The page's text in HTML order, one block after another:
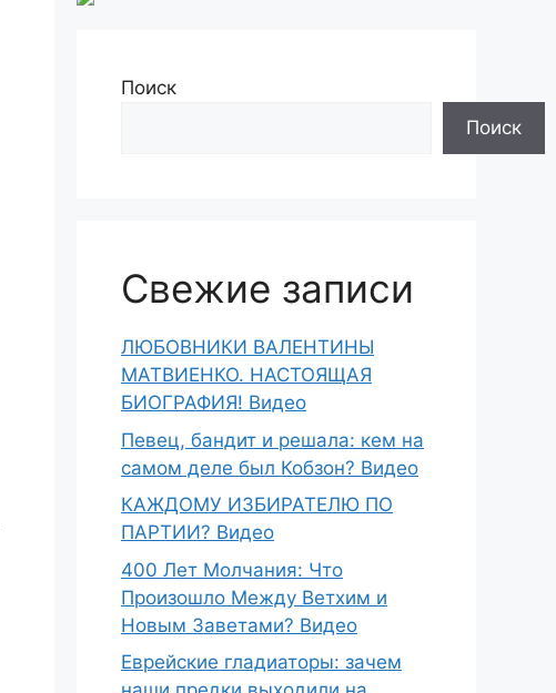
Поиск
Поиск
Свежие записи
ЛЮБОВНИКИ ВАЛЕНТИНЫ
МАТВИЕНКО. НАСТОЯЩАЯ
БИОГРАФИЯ! Видео
Певец, бандит и решала: кем на
самом деле был Кобзон? Видео
КАЖДОМУ ИЗБИРАТЕЛЮ ПО
ПАРТИИ? Видео
400 Лет Молчания: Что
Произошло Между Ветхим и
Новым Заветами? Видео
Еврейские гладиаторы: зачем